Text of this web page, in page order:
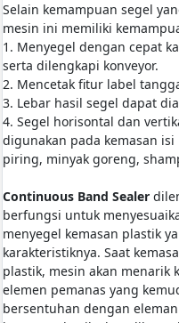
Selain kemampuan segel
mesin ini memiliki
1. Menyegel dengan cepat
serta dilengkapi konveyor.
2. Mencetak fitur label
3. Lebar hasil segel dapat
4. Segel horisontal dan
digunakan pada kemasan
piring, minyak goreng,
​Continuous Band Sealer
berfungsi untuk
menyegel kemasan plastik
karakteristiknya. Saat
plastik, mesin akan menarik
elemen pemanas yang
bersentuhan dengan